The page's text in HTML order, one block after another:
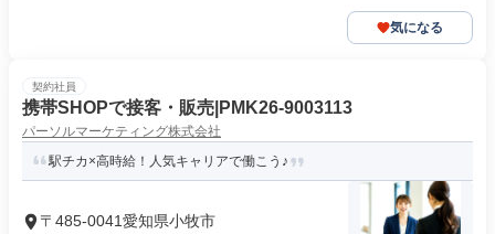
気になる
契約社員
携帯SHOPで接客・販売|PMK26-9003113
パーソルマーケティング株式会社
駅チカ×高時給！人気キャリアで働こう♪
〒485-0041愛知県小牧市